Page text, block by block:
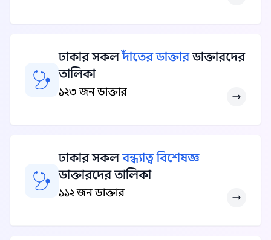
ঢাকার সকলদাঁতের ডাক্তারডাক্তারদের
তালিকা
১২৩ জন ডাক্তার
ঢাকার সকলবন্ধ্যাত্ব বিশেষজ্ঞ
ডাক্তারদের তালিকা
১১২ জন ডাক্তার